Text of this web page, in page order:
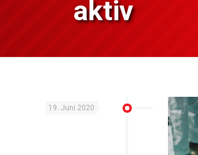
aktiv
19. Juni 2020